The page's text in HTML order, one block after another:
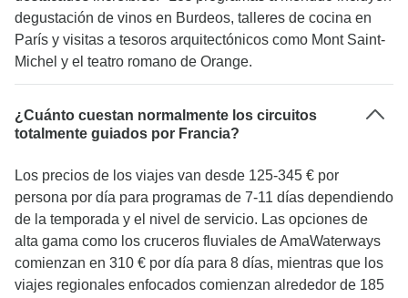
degustación de vinos en Burdeos, talleres de cocina en
París y visitas a tesoros arquitectónicos como Mont Saint-
Michel y el teatro romano de Orange.
¿Cuánto cuestan normalmente los circuitos
totalmente guiados por Francia?
Los precios de los viajes van desde 125-345 € por
persona por día para programas de 7-11 días dependiendo
de la temporada y el nivel de servicio. Las opciones de
alta gama como los cruceros fluviales de AmaWaterways
comienzan en 310 € por día para 8 días, mientras que los
viajes regionales enfocados comienzan alrededor de 185